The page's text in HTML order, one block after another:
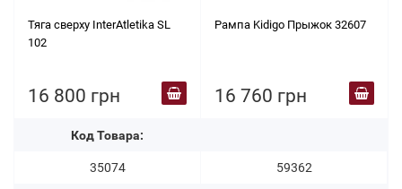
Тяга сверху InterAtletika SL
102
16 800 грн
Код Товара:
35074
Рампа Kidigo Прыжок 32607
16 760 грн
59362